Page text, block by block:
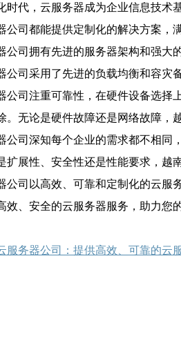
时代，云服务器成为企业信息技术
公司都能提供定制化的解决方案，
公司拥有先进的服务器架构和强大
公司采用了先进的负载均衡和容灾
公司注重可靠性，在硬件设备选择
。无论是硬件故障还是网络故障，
公司深知每个企业的需求都不相同
扩展性、安全性还是性能要求，越
公司以高效、可靠和定制化的云服
效、安全的云服务器服务，助力您
服务器公司：提供高效、可靠的云